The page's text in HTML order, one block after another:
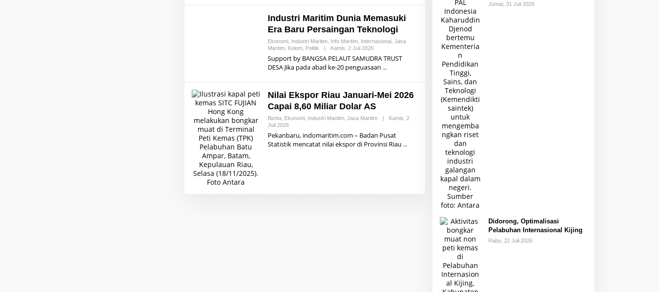
S
Industri Maritim Dunia Memasuki
Era Baru Persaingan Teknologi
Ekonomi, Industri Maritim, Info Maritim, Internasional, Jasa
Maritim, Kolom, Politik | Kamis, 2 Juli 2026O
E
H
Z
A
R
I
A
I
N
Support by BANGSA PELAUT SAMUDRA TRUST
DESA Jika pada abad ke-20 penguasaan
Nilai Ekspor Riau Januari-Mei 2026
Capai 8,60 Miliar Dolar AS
Berita, Ekonomi, Industri Maritim, Jasa Maritim |
Kamis, 2
Juli 2026O
E
H
I
Pekanbaru, indomaritim.com – Badan Pusat
Statistik mencatat nilai ekspor di Provinsi Riau
Jumat, 31 Juli 2026
Didorong, Optimalisasi
Pelabuhan Internasional Kijing
Rabu, 22 Juli 2026